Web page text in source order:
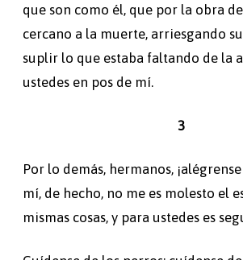
que son como él, que por la obra
cercano a la muerte, arriesgando
suplir lo que estaba faltando de la
ustedes en pos de mí.
3
Por lo demás, hermanos,
mí, de hecho, no me es molesto el
mismas cosas, y para ustedes es